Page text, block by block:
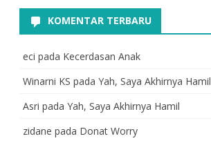
KOMENTAR TERBARU
eci pada Kecerdasan Anak
Winarni KS pada Yah, Saya Akhirnya Hamil
Asri pada Yah, Saya Akhirnya Hamil
zidane pada Donat Worry